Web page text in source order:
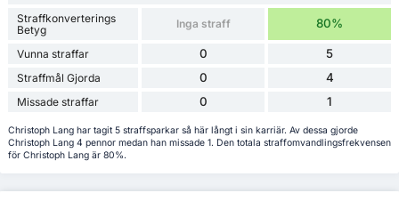
Straffkonverterings
Betyg
Inga straff 80%
Vunna straffar 0 5
Straffmål Gjorda 0 4
Missade straffar 0 1
Christoph Lang har tagit 5 straffsparkar så här långt i sin karriär. Av dessa gjorde
Christoph Lang 4 pennor medan han missade 1. Den totala straffomvandlingsfrekvensen
för Christoph Lang är 80%.